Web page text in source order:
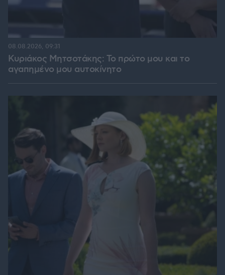
Κυριάκος Μητσοτάκης: Το πρώτο μου και το
αγαπημένο μου αυτοκίνητο
08.08.2026, 09:31